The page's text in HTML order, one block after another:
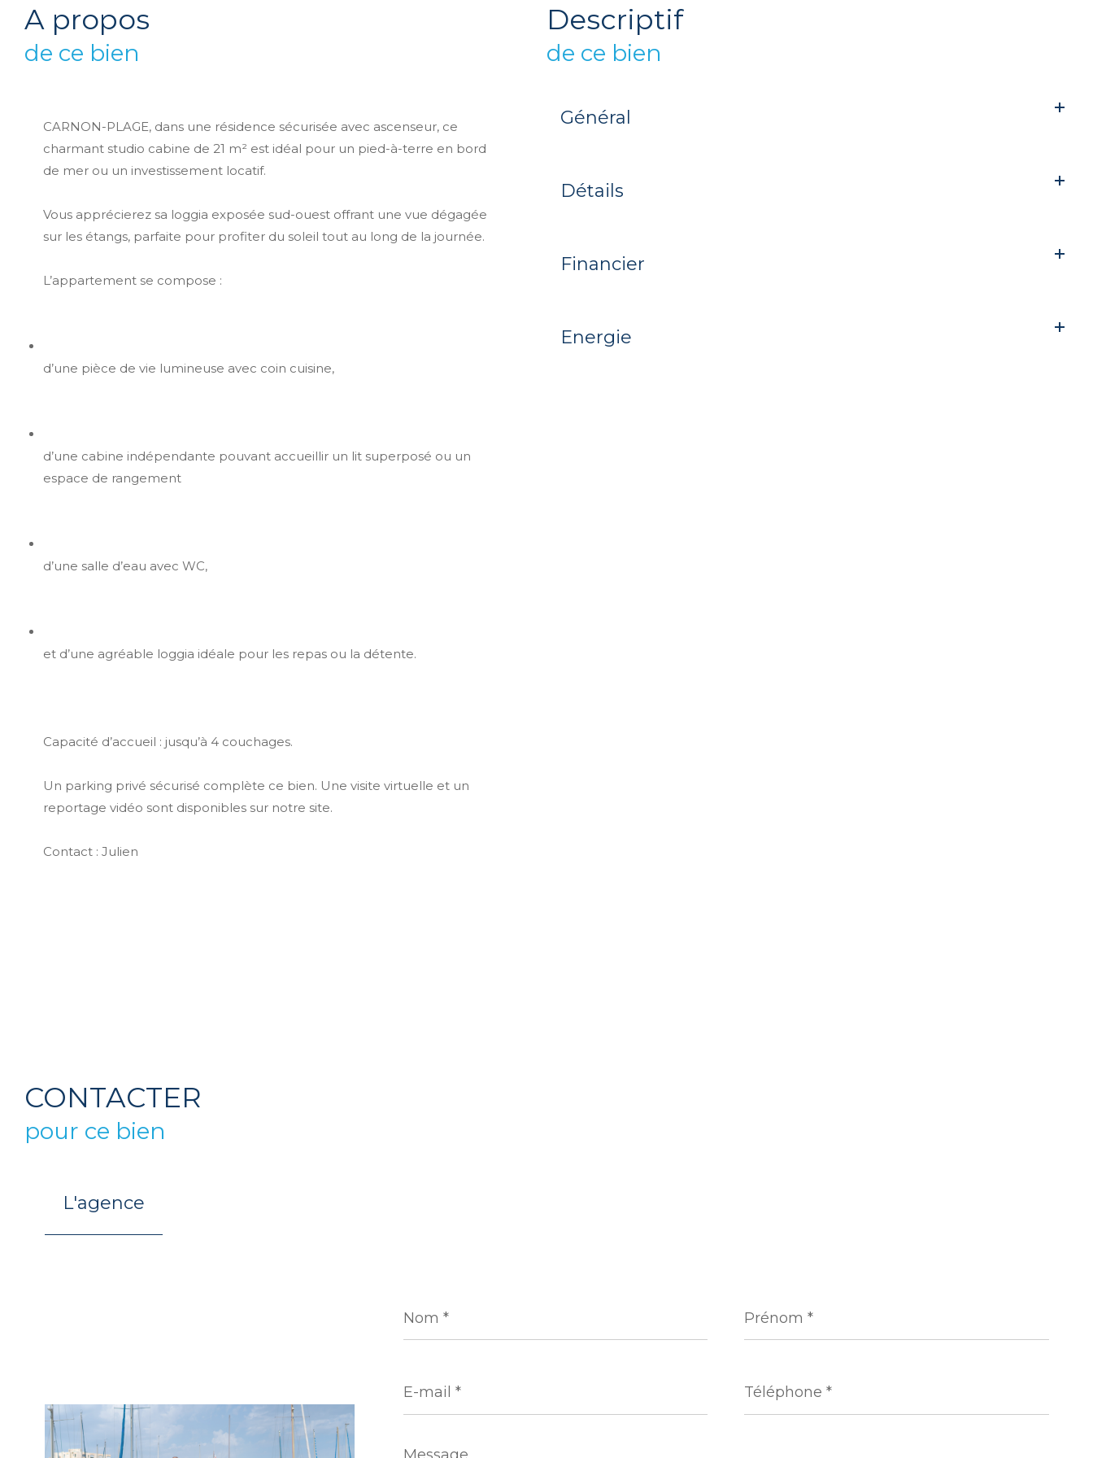
a propos
de ce bien
CARNON-PLAGE, dans une résidence sécurisée avec ascenseur, ce
charmant studio cabine de 21 m² est idéal pour un pied-à-terre en bord
de mer ou un investissement locatif.
Vous apprécierez sa loggia exposée sud-ouest offrant une vue dégagée
sur les étangs, parfaite pour profiter du soleil tout au long de la journée.
L’appartement se compose :
d’une pièce de vie lumineuse avec coin cuisine,
d’une cabine indépendante pouvant accueillir un lit superposé ou un
espace de rangement
d’une salle d’eau avec WC,
et d’une agréable loggia idéale pour les repas ou la détente.
Capacité d’accueil : jusqu’à 4 couchages.
Un parking privé sécurisé complète ce bien. Une visite virtuelle et un
reportage vidéo sont disponibles sur notre site.
Contact : Julien
descriptif
de ce bien
Général
Détails
Financier
Energie
CONTACTER
pour ce bien
L'agence
* *
mail
*
*
Message